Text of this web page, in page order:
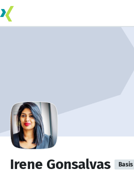
Irene Gonsalvas Basis